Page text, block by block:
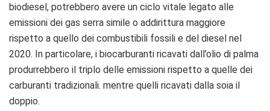
biodiesel, potrebbero avere un ciclo vitale legato alle
emissioni dei gas serra simile o addirittura maggiore
rispetto a quello dei combustibili fossili e del diesel nel
2020. In particolare, i biocarburanti ricavati dall’olio di palma
produrrebbero il triplo delle emissioni rispetto a quelle dei
carburanti tradizionali. mentre quelli ricavati dalla soia il
doppio.